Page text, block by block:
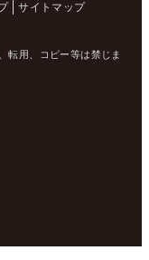
サイトマップ
転用、コピー等は禁じま